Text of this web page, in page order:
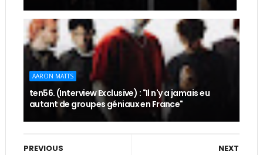
AARON MATTS
ten56. (Interview Exclusive) : "Il n'y a jamais eu
autant de groupes géniaux en France"
NEXT
PREVIOUS